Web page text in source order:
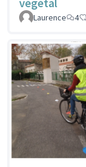
Laurence 4